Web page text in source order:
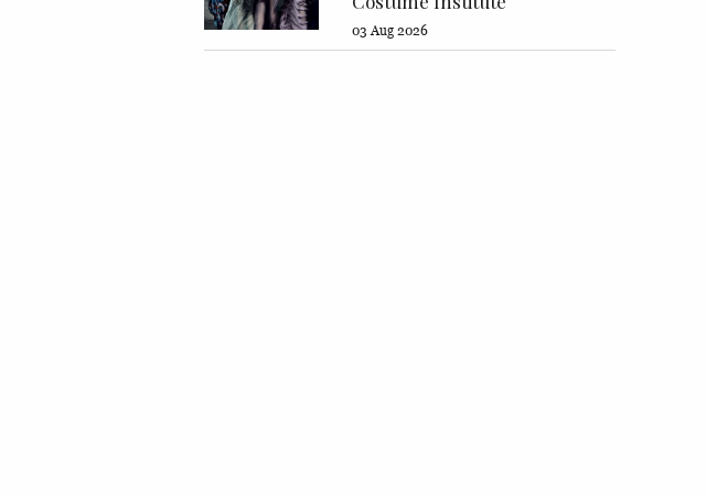
03 Aug 2026